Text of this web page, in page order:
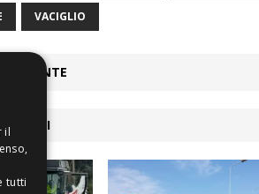
VACIGLIO